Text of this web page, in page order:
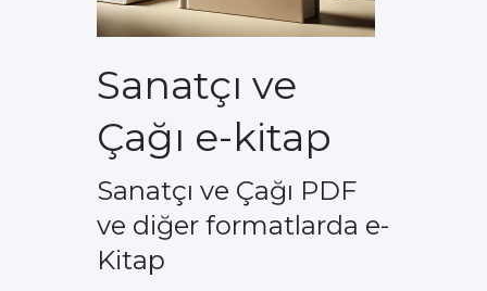
Sanatçı ve
Çağı e-kitap
Sanatçı ve Çağı PDF
ve diğer formatlarda e-
Kitap